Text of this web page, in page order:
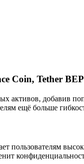
Coin, Tether
активов, добавив
ещё больше
пользователям